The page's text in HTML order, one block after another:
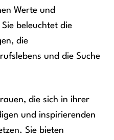
Werte und
beleuchtet die
die
und die Suche
die sich in ihrer
und inspirierenden
Sie bieten